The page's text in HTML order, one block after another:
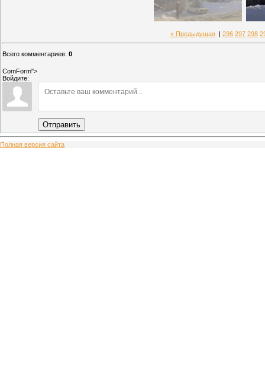
« Предыдущая 296 297 298
Всего комментариев: 0
ComForm">
Войдите:
Отправить
Полная версия сайта